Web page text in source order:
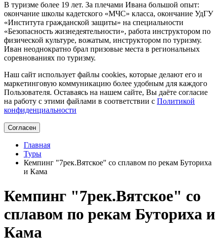
В туризме более 19 лет. За плечами Ивана большой опыт:
окончание школы кадетского «МЧС» класса, окончание УдГУ
«Института гражданской защиты» на специальности
«Безопасность жизнедеятельности», работа инструктором по
физической культуре, вожатым, инструктором по туризму.
Иван неоднократно брал призовые места в региональных
соревнованиях по туризму.
Наш сайт использует файлы cookies, которые делают его и
маркетинговую коммуникацию более удобным для каждого
Пользователя. Оставаясь на нашем сайте, Вы даёте согласие
на работу с этими файлами в соответствии с Политикой
конфиденциальности
Согласен
Главная
Туры
Кемпинг "7рек.Вятское" со сплавом по рекам Буториха
и Кама
Кемпинг "7рек.Вятское" со
сплавом по рекам Буториха и
Кама